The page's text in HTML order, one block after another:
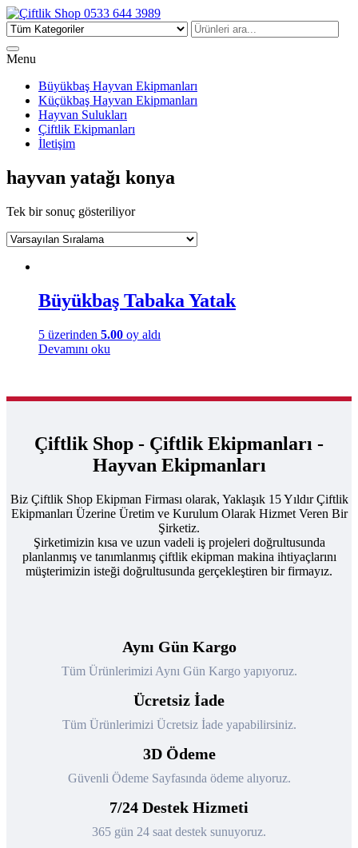
Çiftlik Shop 0533 644 3989
Menu
Büyükbaş Hayvan Ekipmanları
Küçükbaş Hayvan Ekipmanları
Hayvan Sulukları
Çiftlik Ekipmanları
İletişim
hayvan yatağı konya
Tek bir sonuç gösteriliyor
Büyükbaş Tabaka Yatak
5 üzerinden 5.00 oy aldı
Devamını oku
Çiftlik Shop - Çiftlik Ekipmanları -
Hayvan Ekipmanları
Biz Çiftlik Shop Ekipman Firması olarak, Yaklaşık 15 Yıldır Çiftlik
Ekipmanları Üzerine Üretim ve Kurulum Olarak Hizmet Veren Bir
Şirketiz.
Şirketimizin kısa ve uzun vadeli iş projeleri doğrultusunda
planlanmış ve tanımlanmış çiftlik ekipman makina ihtiyaçlarını
müşterimizin isteği doğrultusunda gerçekleştiren bir firmayız.
Aynı Gün Kargo
Tüm Ürünlerimizi Aynı Gün Kargo yapıyoruz.
Ücretsiz İade
Tüm Ürünlerimizi Ücretsiz İade yapabilirsiniz.
3D Ödeme
Güvenli Ödeme Sayfasında ödeme alıyoruz.
7/24 Destek Hizmeti
365 gün 24 saat destek sunuyoruz.